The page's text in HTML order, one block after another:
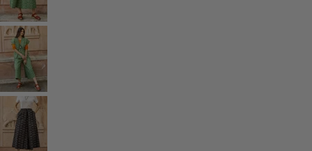
Des vêtements pour les soirées fraîches
Vêtements à motif
Coton
Coton biologique
Maillots de bain et vêtements de plage
Vêtements de fête